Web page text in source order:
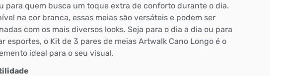
para quem busca um toque extra de conforto durante o dia.
na cor branca, essas meias são versáteis e podem ser
com os mais diversos looks. Seja para o dia a dia ou para
esportes, o Kit de 3 pares de meias Artwalk Cano Longo é o
ideal para o seu visual.